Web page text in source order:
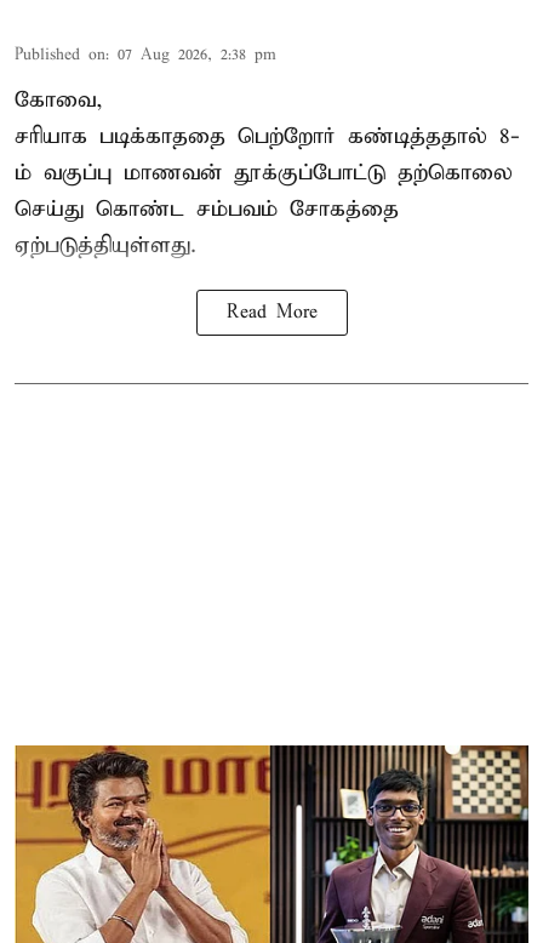
Published on: 07 Aug 2026, 2:38 pm
கோவை,
சரியாக படிக்காததை பெற்றோர் கண்டித்ததால் 8-
ம் வகுப்பு மாணவன் தூக்குப்போட்டு தற்கொலை
செய்து கொண்ட சம்பவம் சோகத்தை
ஏற்படுத்தியுள்ளது.
Read More